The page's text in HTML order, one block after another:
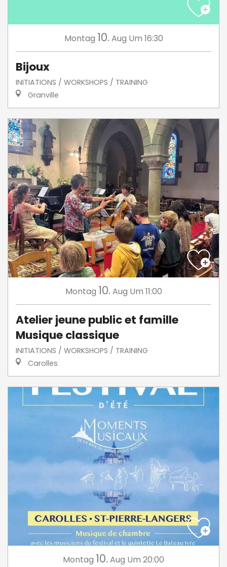
Montag 10. Aug Um 16:30
Bijoux
INITIATIONS / WORKSHOPS / TRAINING
Granville
Montag 10. Aug Um 11:00
Atelier jeune public et famille
Musique classique
INITIATIONS / WORKSHOPS / TRAINING
Carolles
Montag 10. Aug Um 20:00